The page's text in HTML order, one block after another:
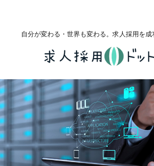
自分が変わる・世界も変わる。求人採用を